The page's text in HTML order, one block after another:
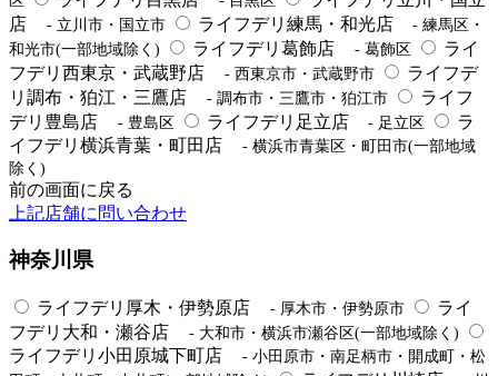
店
- 立川市・国立市 ライフデリ練馬・和光店
- 練馬区・
和光市(一部地域除く)
ライフデリ葛飾店 - 葛飾区
ライ
フデリ西東京・武蔵野店
- 西東京市・武蔵野市
ライフデ
リ調布・狛江・三鷹店
- 調布市・三鷹市・狛江市
ライフ
デリ豊島店
- 豊島区 ライフデリ足立店 - 足立区
ラ
イフデリ横浜青葉・町田店
- 横浜市青葉区・町田市(一部地域
除く)
前の画面に戻る
上記店舗に問い合わせ
神奈川県
ライフデリ厚木・伊勢原店 - 厚木市・伊勢原市
ライ
フデリ大和・瀬谷店
- 大和市・横浜市瀬谷区(一部地域除く)
ライフデリ小田原城下町店
- 小田原市・南足柄市・開成町・松